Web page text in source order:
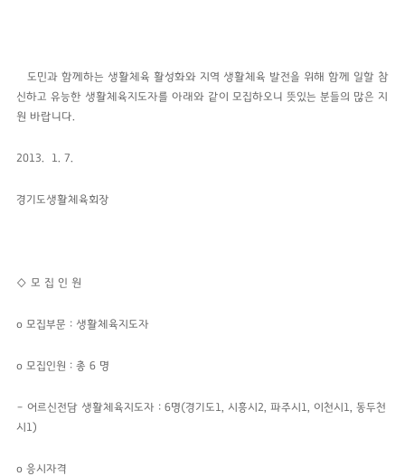
도민과 함께하는 생활체육 활성화와 지역 생활체육 발전을 위해 함께 일할 참
신하고 유능한 생활체육지도자를 아래와 같이 모집하오니 뜻있는 분들의 많은 지
원 바랍니다.
2013. 1. 7.
경기도생활체육회장
◇ 모 집 인 원
o 모집부문 : 생활체육지도자
o 모집인원 : 총 6 명
– 어르신전담 생활체육지도자 : 6명(경기도1, 시흥시2, 파주시1, 이천시1, 동두천
시1)
o 응시자격